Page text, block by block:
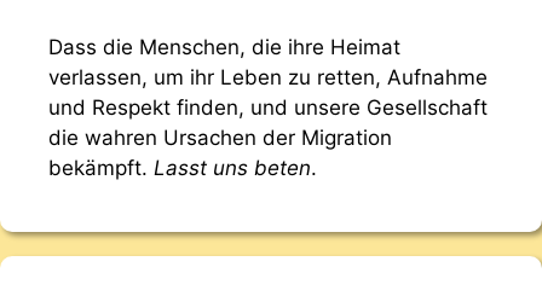
Dass die Menschen, die ihre Heimat
verlassen, um ihr Leben zu retten, Aufnahme
und Respekt finden, und unsere Gesellschaft
die wahren Ursachen der Migration
bekämpft. Lasst uns beten.